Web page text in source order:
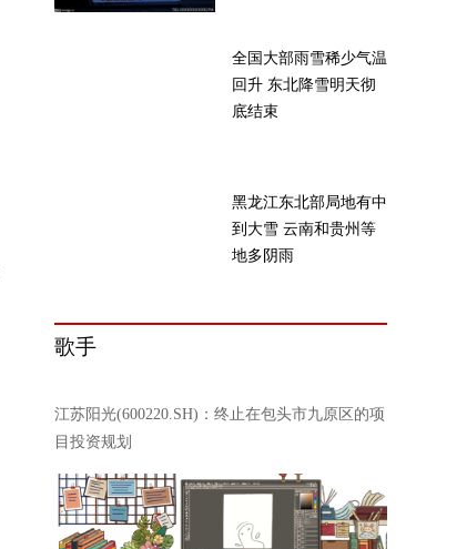
全国大部雨雪稀少气温
回升 东北降雪明天彻
底结束
黑龙江东北部局地有中
到大雪 云南和贵州等
地多阴雨
歌手
江苏阳光(600220.SH)：终止在包头市九原区的项
目投资规划